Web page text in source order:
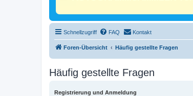
Schnellzugriff FAQ Kontakt
Foren-Übersicht Häufig gestellte Fragen
Häufig gestellte Fragen
Registrierung und Anmeldung